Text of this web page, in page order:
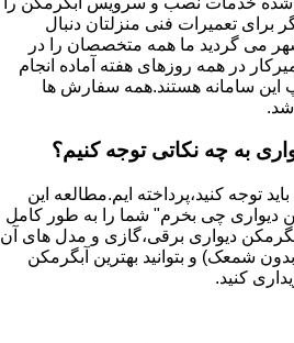
برای تعمیرات فنی منزلتان دنبال
می گردید ما همه متخصصان را در
در همه روزهای هفته آماده انجام
سامانه هستند.همه سفارش ها
به چه نکاتی توجه کنیم؟
توجه کنید،پرداخته ایم.مطالعه این
چی بخرم" شما را به طور کامل
دیواری برقی،گازی و مدل های آن
شمعک) و بتوانید بهترین آبگرمکن
کنید.